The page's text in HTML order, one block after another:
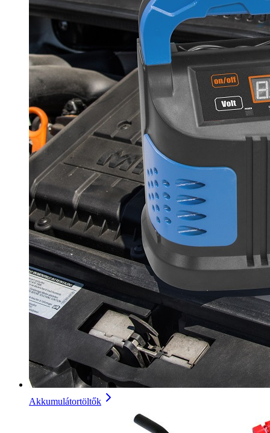
Akkumulátortöltők